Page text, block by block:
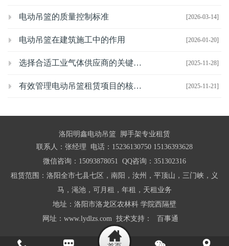
[2026-03-14]
电动吊篮的质量控制标准
[2026-01-20]
电动吊篮在建筑施工中的作用
[2025-11-28]
选择合适工业气体供应商的关键考虑因素
[2025-11-21]
有效管理电动吊篮租赁项目的核心策略
洛阳明鑫电动吊篮 脚手架专业租赁
联系人：张经理 电话：15236130750 15136393628
微信咨询：15093878051 QQ咨询：351302316
租赁范围：洛阳全市七县七区，南阳，汝州，平顶山，三门峡，义
马，渑池，可月租，年租，天租业务
地址：洛阳市洛龙区农林科 学院西隔壁
网址：www.lydlzs.com 技术支持：
百事通